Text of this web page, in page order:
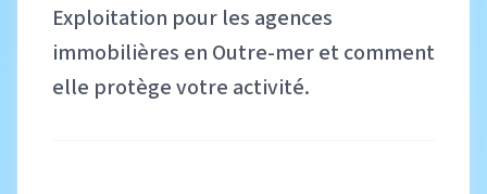
Exploitation pour les agences
immobilières en Outre-mer et comment
elle protège votre activité.